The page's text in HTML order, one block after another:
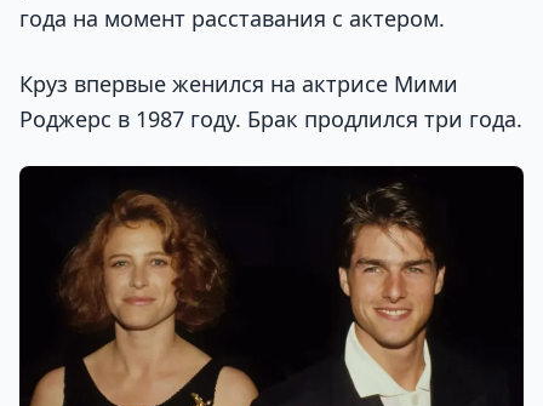
года на момент расставания с актером.
Круз впервые женился на актрисе Мими
Роджерс в 1987 году. Брак продлился три года.